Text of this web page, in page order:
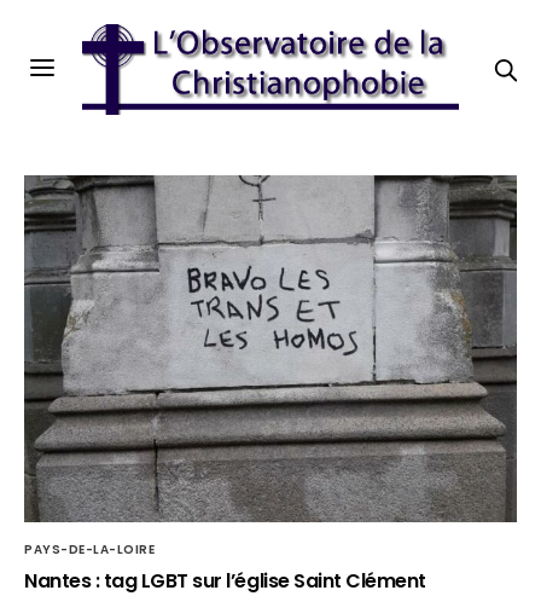
PAYS-DE-LA-LOIRE
Nantes : tag LGBT sur l’église Saint Clément